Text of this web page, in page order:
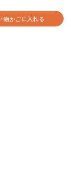
物かごに入れる